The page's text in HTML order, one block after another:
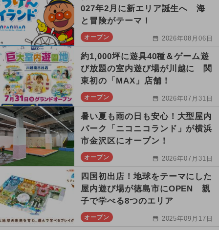
027年2月に新エリア誕生へ 海
と冒険がテーマ！
オープン 2026年08月06日
約1,000坪に遊具40種＆ゲーム遊
び放題の室内遊び場が川越に 関
東初の「MAX」店舗！
オープン 2026年07月31日
暑い夏も雨の日も安心！大型屋内
パーク「ニコニコランド」が横浜
市金沢区にオープン！
オープン 2026年07月31日
四国初出店！地球をテーマにした
屋内遊び場が徳島市にOPEN 親
子で学べる8つのエリア
オープン 2025年09月17日